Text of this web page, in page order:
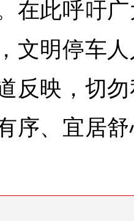
在此呼吁
文明停车
反映，切
序、宜居